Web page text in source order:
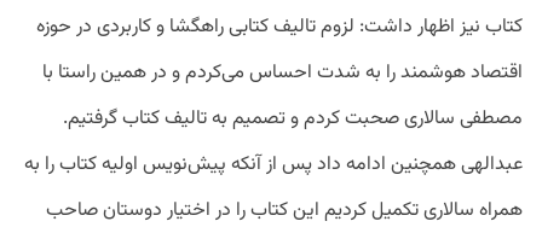
کتاب نیز اظهار داشت: لزوم تالیف کتابی راهگشا و کاربردی در حوزه
اقتصاد هوشمند را به شدت احساس می‌کردم و در همین راستا با
مصطفی سالاری صحبت کردم و تصمیم به تالیف کتاب گرفتیم.
عبدالهی همچنین ادامه داد پس از آنکه پیش‌نویس اولیه کتاب را به
همراه سالاری تکمیل کردیم این کتاب را در اختیار دوستان صاحب